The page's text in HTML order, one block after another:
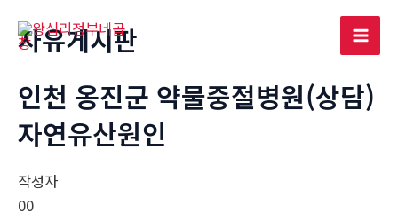
Main
자유게시판
인천 옹진군 약물중절병원(상담)
자연유산원인
작성자
00